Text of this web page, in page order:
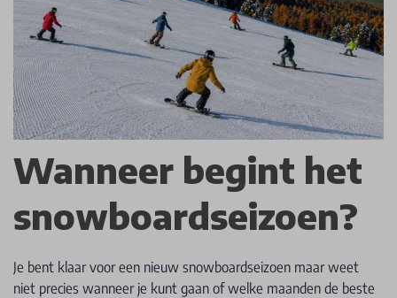
Wanneer begint het
snowboardseizoen?
Je bent klaar voor een nieuw snowboardseizoen maar weet
niet precies wanneer je kunt gaan of welke maanden de beste